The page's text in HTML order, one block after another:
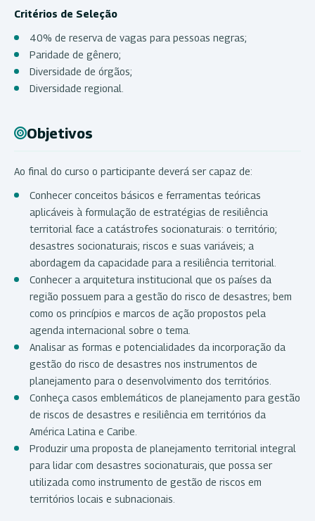
Critérios de Seleção
40% de reserva de vagas para pessoas negras;
Paridade de gênero;
Diversidade de órgãos;
Diversidade regional.
Objetivos
Ao final do curso o participante deverá ser capaz de:
Conhecer conceitos básicos e ferramentas teóricas
aplicáveis à formulação de estratégias de resiliência
territorial face a catástrofes socionaturais: o território;
desastres socionaturais; riscos e suas variáveis; a
abordagem da capacidade para a resiliência territorial.
Conhecer a arquitetura institucional que os países da
região possuem para a gestão do risco de desastres; bem
como os princípios e marcos de ação propostos pela
agenda internacional sobre o tema.
Analisar as formas e potencialidades da incorporação da
gestão do risco de desastres nos instrumentos de
planejamento para o desenvolvimento dos territórios.
Conheça casos emblemáticos de planejamento para gestão
de riscos de desastres e resiliência em territórios da
América Latina e Caribe.
Produzir uma proposta de planejamento territorial integral
para lidar com desastres socionaturais, que possa ser
utilizada como instrumento de gestão de riscos em
territórios locais e subnacionais.